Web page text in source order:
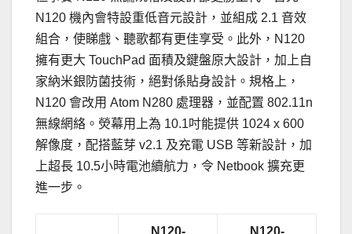
N120 機內會特設重低音元設計，並組成 2.1 音效
組合，使睇戲、聽歌都有更佳享受。此外，N120
擁有更大 TouchPad 面積及鍵盤原大設計，加上自
家納米銀防菌技術，絕對係貼身設計。規格上，
N120 會改用 Atom N280 處理器，並配置 802.11n
無線網絡。熒幕用上為 10.1吋能提供 1024 x 600
解像度，配搭藍芽 v2.1 及充電 USB 等新設計，加
上超長 10.5小時電池續航力，令 Netbook 擴充更
進一步。
N120-
N120-